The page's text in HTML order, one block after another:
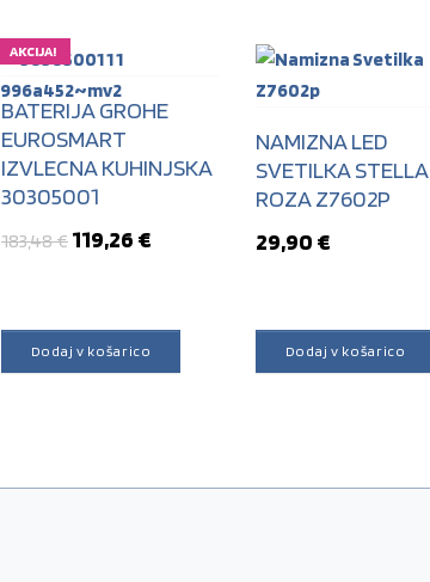
BATERIJA GROHE
EUROSMART
IZVLECNA KUHINJSKA
30305001
AKCIJA!
183,48€ Izvirna cena je bila: 183,48 €.
119,26 € Trenutna cena je: 119,26 €.
Dodaj v košarico
NAMIZNA LED
SVETILKA STELLA
ROZA Z7602P
29,90 €
Dodaj v košarico